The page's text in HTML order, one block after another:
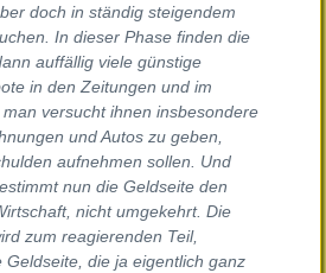
doch in ständig steigendem
In dieser Phase finden die
auffällig viele günstige
in den Zeitungen und im
versucht ihnen insbesondere
und Autos zu geben,
aufnehmen sollen. Und
nun die Geldseite den
nicht umgekehrt. Die
zum reagierenden Teil,
Geldseite, die ja eigentlich ganz